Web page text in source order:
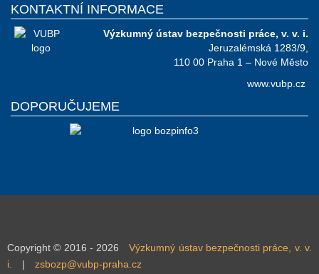
KONTAKTNÍ INFORMACE
Výzkumný ústav bezpečnosti práce, v. v. i.
Jeruzalémská 1283/9,
110 00 Praha 1 – Nové Město
www.vubp.cz
DOPORUČUJEME
Copyright © 2016 - 2026
Výzkumný ústav bezpečnosti práce, v. v.
i.
|
zsbozp@vubp-praha.cz